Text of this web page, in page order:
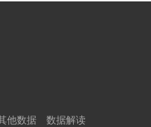
他数据 数据解读